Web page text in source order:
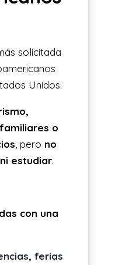
solicitada
Unidos.
o
, pero no
estudiar.
con una
ferias